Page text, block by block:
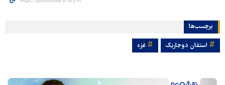
برچسب‌ها
استفان دوجاریک غزه